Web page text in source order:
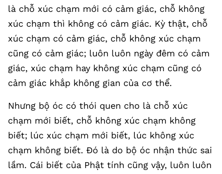
là chỗ xúc chạm mới có cảm giác, chỗ không
xúc chạm thì không có cảm giác. Kỳ thật, chỗ
xúc chạm có cảm giác, chỗ không xúc chạm
cũng có cảm giác; luôn luôn ngày đêm có cảm
giác, xúc chạm hay không xúc chạm cũng có
cảm giác khắp không gian của cơ thể.
Nhưng bộ óc có thói quen cho là chỗ xúc
chạm mới biết, chỗ không xúc chạm không
biết; lúc xúc chạm mới biết, lúc không xúc
chạm không biết. Đó là do bộ óc nhận thức sai
lầm. Cái biết của Phật tính cũng vậy, luôn luôn